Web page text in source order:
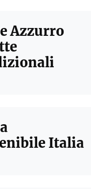
Azzurro
Italia